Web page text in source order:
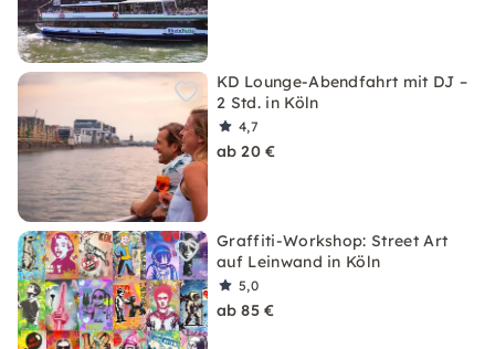
KD Lounge-Abendfahrt mit DJ –
2 Std. in Köln
4,7
ab 20 €
Graffiti-Workshop: Street Art
auf Leinwand in Köln
5,0
ab 85 €